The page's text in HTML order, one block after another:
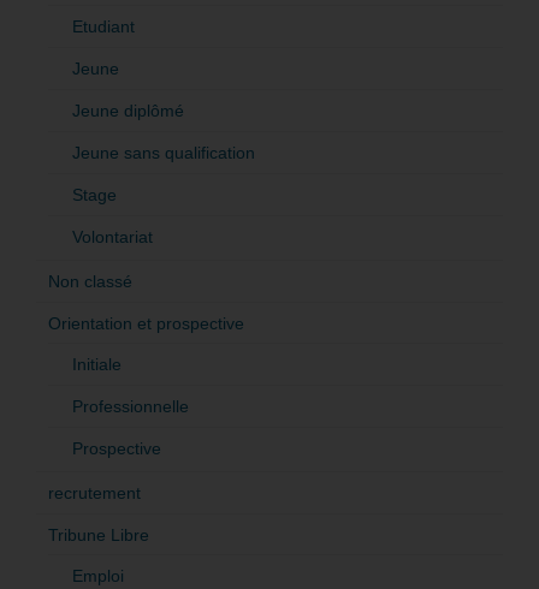
Etudiant
Jeune
Jeune diplômé
Jeune sans qualification
Stage
Volontariat
Non classé
Orientation et prospective
Initiale
Professionnelle
Prospective
recrutement
Tribune Libre
Emploi